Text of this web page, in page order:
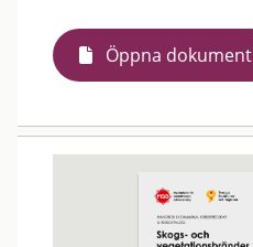
Öppna dokument